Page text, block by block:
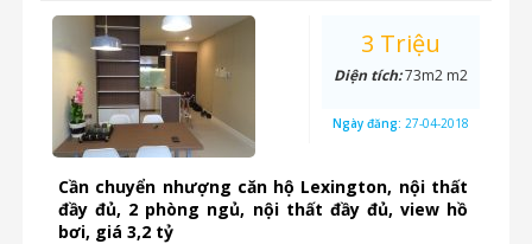
Cần chuyển nhượng căn hộ Lexington, nội thất
đầy đủ, 2 phòng ngủ, nội thất đầy đủ, view hồ
bơi, giá 3,2 tỷ
3 Triệu
Diện tích:73m2 m2
Ngày đăng: 27-04-2018